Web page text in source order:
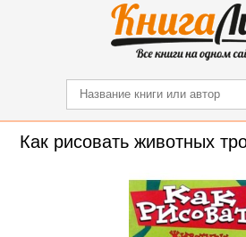
Как рисовать животных